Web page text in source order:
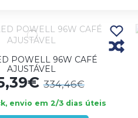
POWELL 96W CAFÉ
AJUSTÁVEL
334,46€
envio em 2/3 dias úteis